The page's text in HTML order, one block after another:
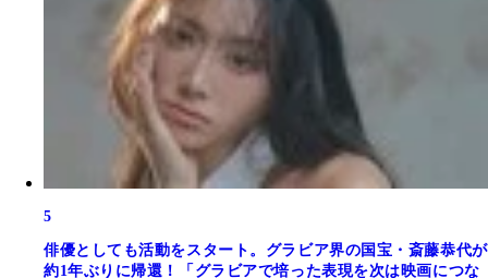
5
俳優としても活動をスタート。グラビア界の国宝・斎藤恭代が
約1年ぶりに帰還！「グラビアで培った表現を次は映画につな